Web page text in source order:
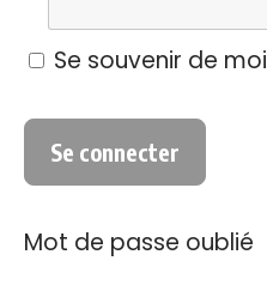
Se souvenir de moi
Mot de passe oublié